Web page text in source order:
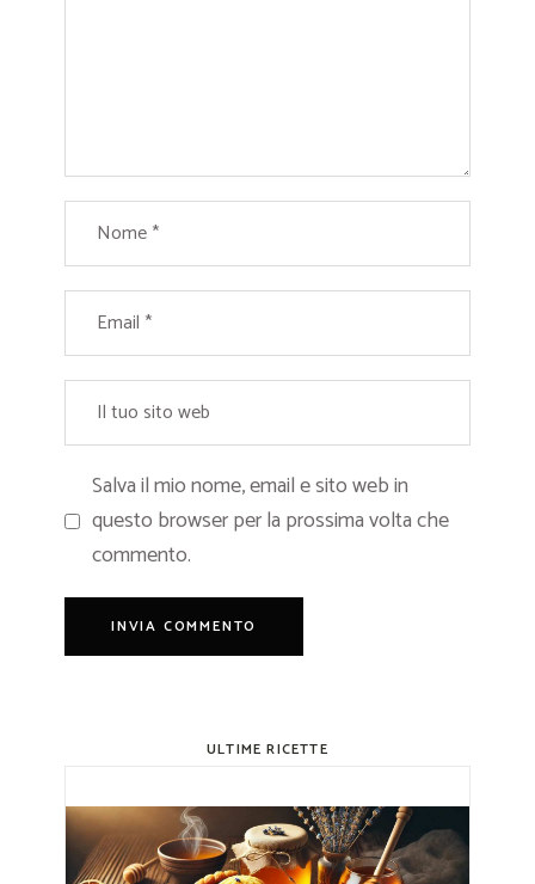
Salva il mio nome, email e sito web in
questo browser per la prossima volta che
commento.
ULTIME RICETTE